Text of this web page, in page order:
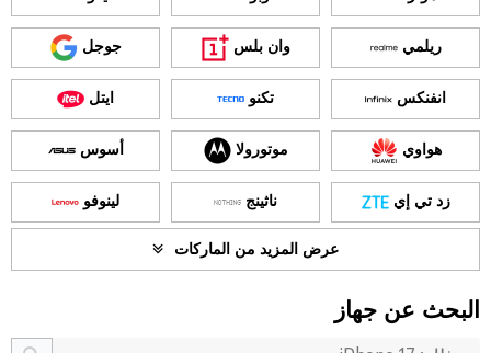
ريلمي وان بلس جوجل
انفنكس تكنو ايتل
هواوي موتورولا أسوس
زد تي إي ناثينج لينوفو
عرض المزيد من الماركات
البحث عن جهاز